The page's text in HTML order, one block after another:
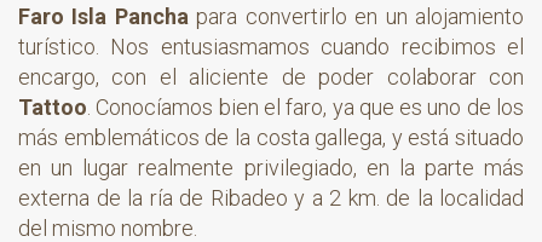
Faro Isla Pancha para convertirlo en un alojamiento
turístico. Nos entusiasmamos cuando recibimos el
encargo, con el aliciente de poder colaborar con
Tattoo . Conocíamos bien el faro, ya que es uno de los
más emblemáticos de la costa gallega, y está situado
en un lugar realmente privilegiado, en la parte más
externa de la ría de Ribadeo y a 2 km. de la localidad
del mismo nombre.